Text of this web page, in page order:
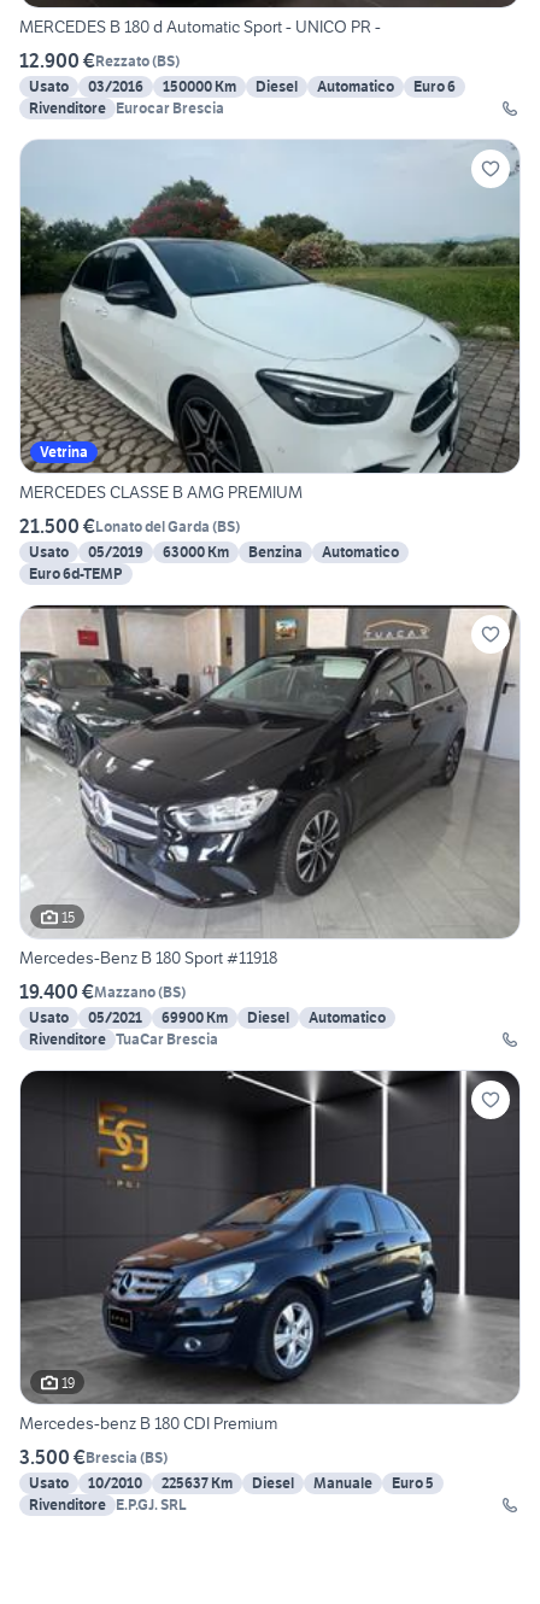
MERCEDES B 180 d Automatic Sport - UNICO PR -
12.900 €Rezzato(BS)
Usato
03/2016 150000 Km Diesel Automatico
Euro 6
Rivenditore Eurocar Brescia
Vetrina
MERCEDES CLASSE B AMG PREMIUM
21.500 €Lonato del Garda (BS)
Usato
05/2019 63000 Km Benzina
Automatico
Euro 6d-TEMP
15
Mercedes-Benz B 180 Sport #11918
19.400 €Mazzano(BS)
Usato
05/2021 69900 Km Diesel
Automatico
Rivenditore TuaCar Brescia
19
Mercedes-benz B 180 CDI Premium
3.500 €Brescia (BS)
Usato
10/2010 225637 Km Diesel Manuale
Euro 5
Rivenditore E.P.GJ. SRL